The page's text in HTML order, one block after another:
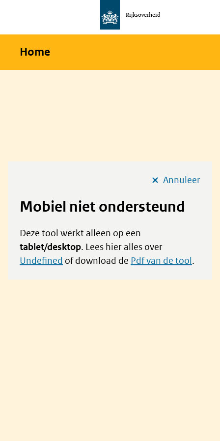
Rijksoverheid
Home
Annuleer
Mobiel niet ondersteund
Deze tool werkt alleen op een
tablet/desktop. Lees hier alles over
undefined of download de Pdf van de tool.